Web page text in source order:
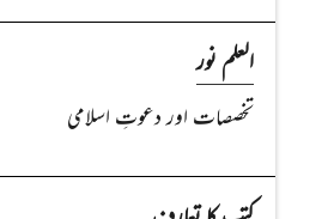
العلم نور
تخصصات اور دعوتِ اسلامی